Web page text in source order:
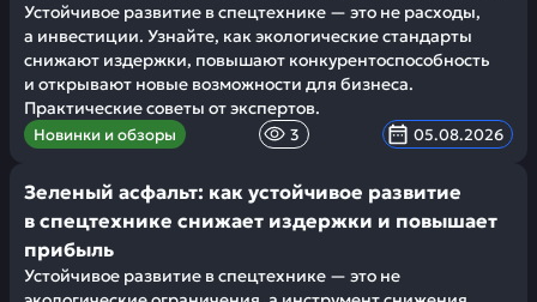
Устойчивое развитие в спецтехнике — это не расходы,
а инвестиции. Узнайте, как экологические стандарты
снижают издержки, повышают конкурентоспособность
и открывают новые возможности для бизнеса.
Практические советы от экспертов.
Новинки и обзоры 3 05.08.2026
Зеленый асфальт: как устойчивое развитие
в спецтехнике снижает издержки и повышает
прибыль
Устойчивое развитие в спецтехнике — это не